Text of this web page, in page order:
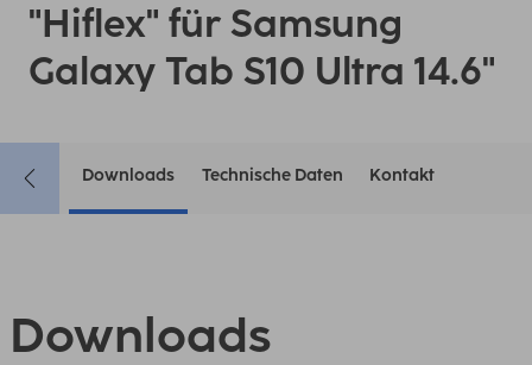
"Hiflex" für Samsung
Galaxy Tab S10 Ultra 14.6"
Downloads Technische Daten Kontakt
Downloads